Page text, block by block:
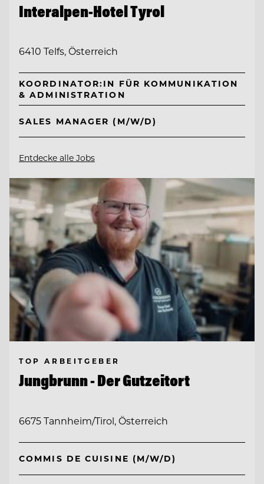
Interalpen-Hotel Tyrol
6410 Telfs, Österreich
KOORDINATOR:IN FÜR KOMMUNIKATION
& ADMINISTRATION
SALES MANAGER (M/W/D)
Entdecke alle Jobs
TOP ARBEITGEBER
Jungbrunn - Der Gutzeitort
6675 Tannheim/Tirol, Österreich
COMMIS DE CUISINE (M/W/D)